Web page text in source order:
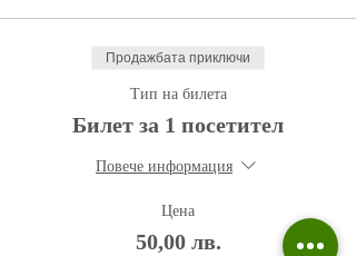
Продажбата приключи
Тип на билета
Билет за 1 посетител
Повече информация
Цена
50,00 лв.